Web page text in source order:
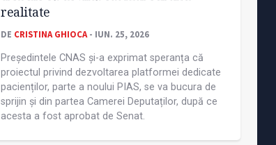
realitate
DE CRISTINA GHIOCA - IUN. 25, 2026
Președintele CNAS și-a exprimat speranța că
proiectul privind dezvoltarea platformei dedicate
pacienților, parte a noului PIAS, se va bucura de
sprijin și din partea Camerei Deputaților, după ce
acesta a fost aprobat de Senat.